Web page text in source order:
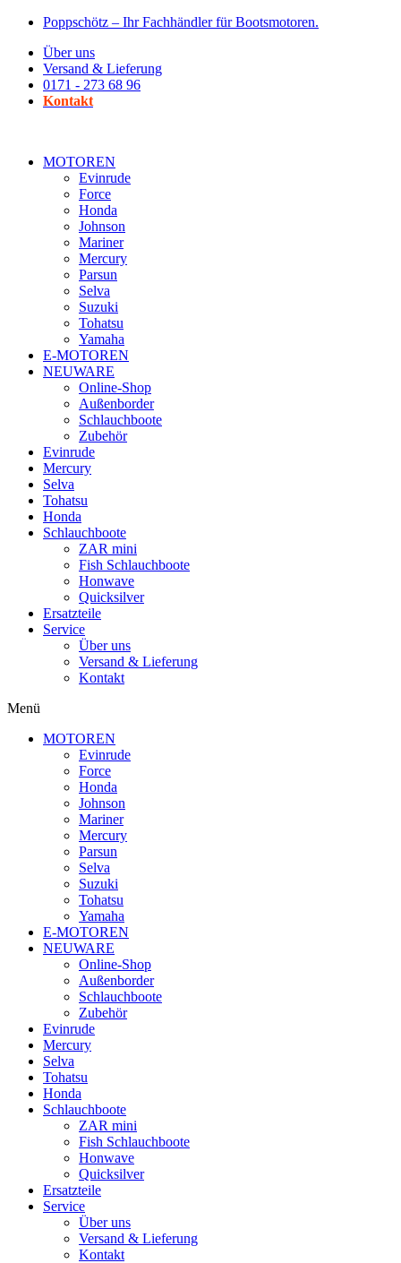
Zum
wechseln
Poppschötz – Ihr Fachhändler für Bootsmotoren.
Über uns
Versand & Lieferung
0171 - 273 68 96
Kontakt
MOTOREN
Evinrude
Force
Honda
Johnson
Mariner
Mercury
Parsun
Selva
Suzuki
Tohatsu
Yamaha
E-MOTOREN
NEUWARE
Online-Shop
Außenborder
Schlauchboote
Zubehör
Evinrude
Mercury
Selva
Tohatsu
Honda
Schlauchboote
ZAR mini
Fish Schlauchboote
Honwave
Quicksilver
Ersatzteile
Service
Über uns
Versand & Lieferung
Kontakt
Menü
MOTOREN
Evinrude
Force
Honda
Johnson
Mariner
Mercury
Parsun
Selva
Suzuki
Tohatsu
Yamaha
E-MOTOREN
NEUWARE
Online-Shop
Außenborder
Schlauchboote
Zubehör
Evinrude
Mercury
Selva
Tohatsu
Honda
Schlauchboote
ZAR mini
Fish Schlauchboote
Honwave
Quicksilver
Ersatzteile
Service
Über uns
Versand & Lieferung
Kontakt